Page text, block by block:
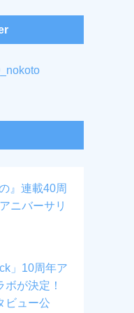
』連載40周
ニバーサリ
」10周年ア
が決定！
ビュー公